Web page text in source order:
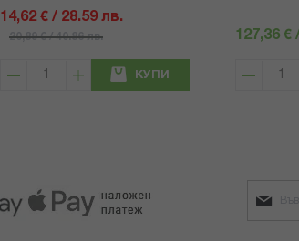
14,62 € / 28.59 лв.
20,89 € / 40.86 лв.
КУПИ
127,36 €